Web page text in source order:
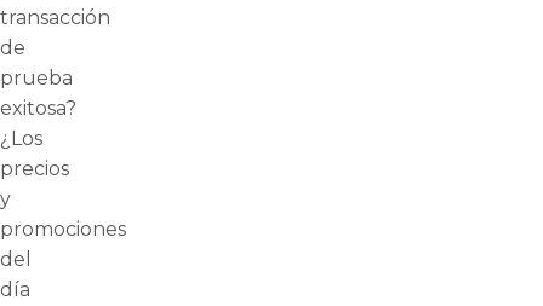
transacción
de
prueba
exitosa?
¿Los
precios
y
promociones
del
día